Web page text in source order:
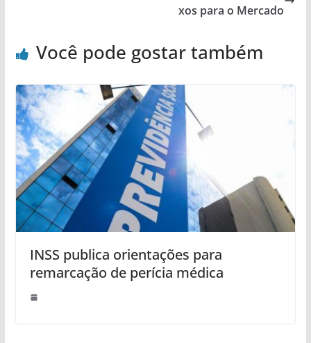
xos para o Mercado
Você pode gostar também
INSS publica orientações para
remarcação de perícia médica